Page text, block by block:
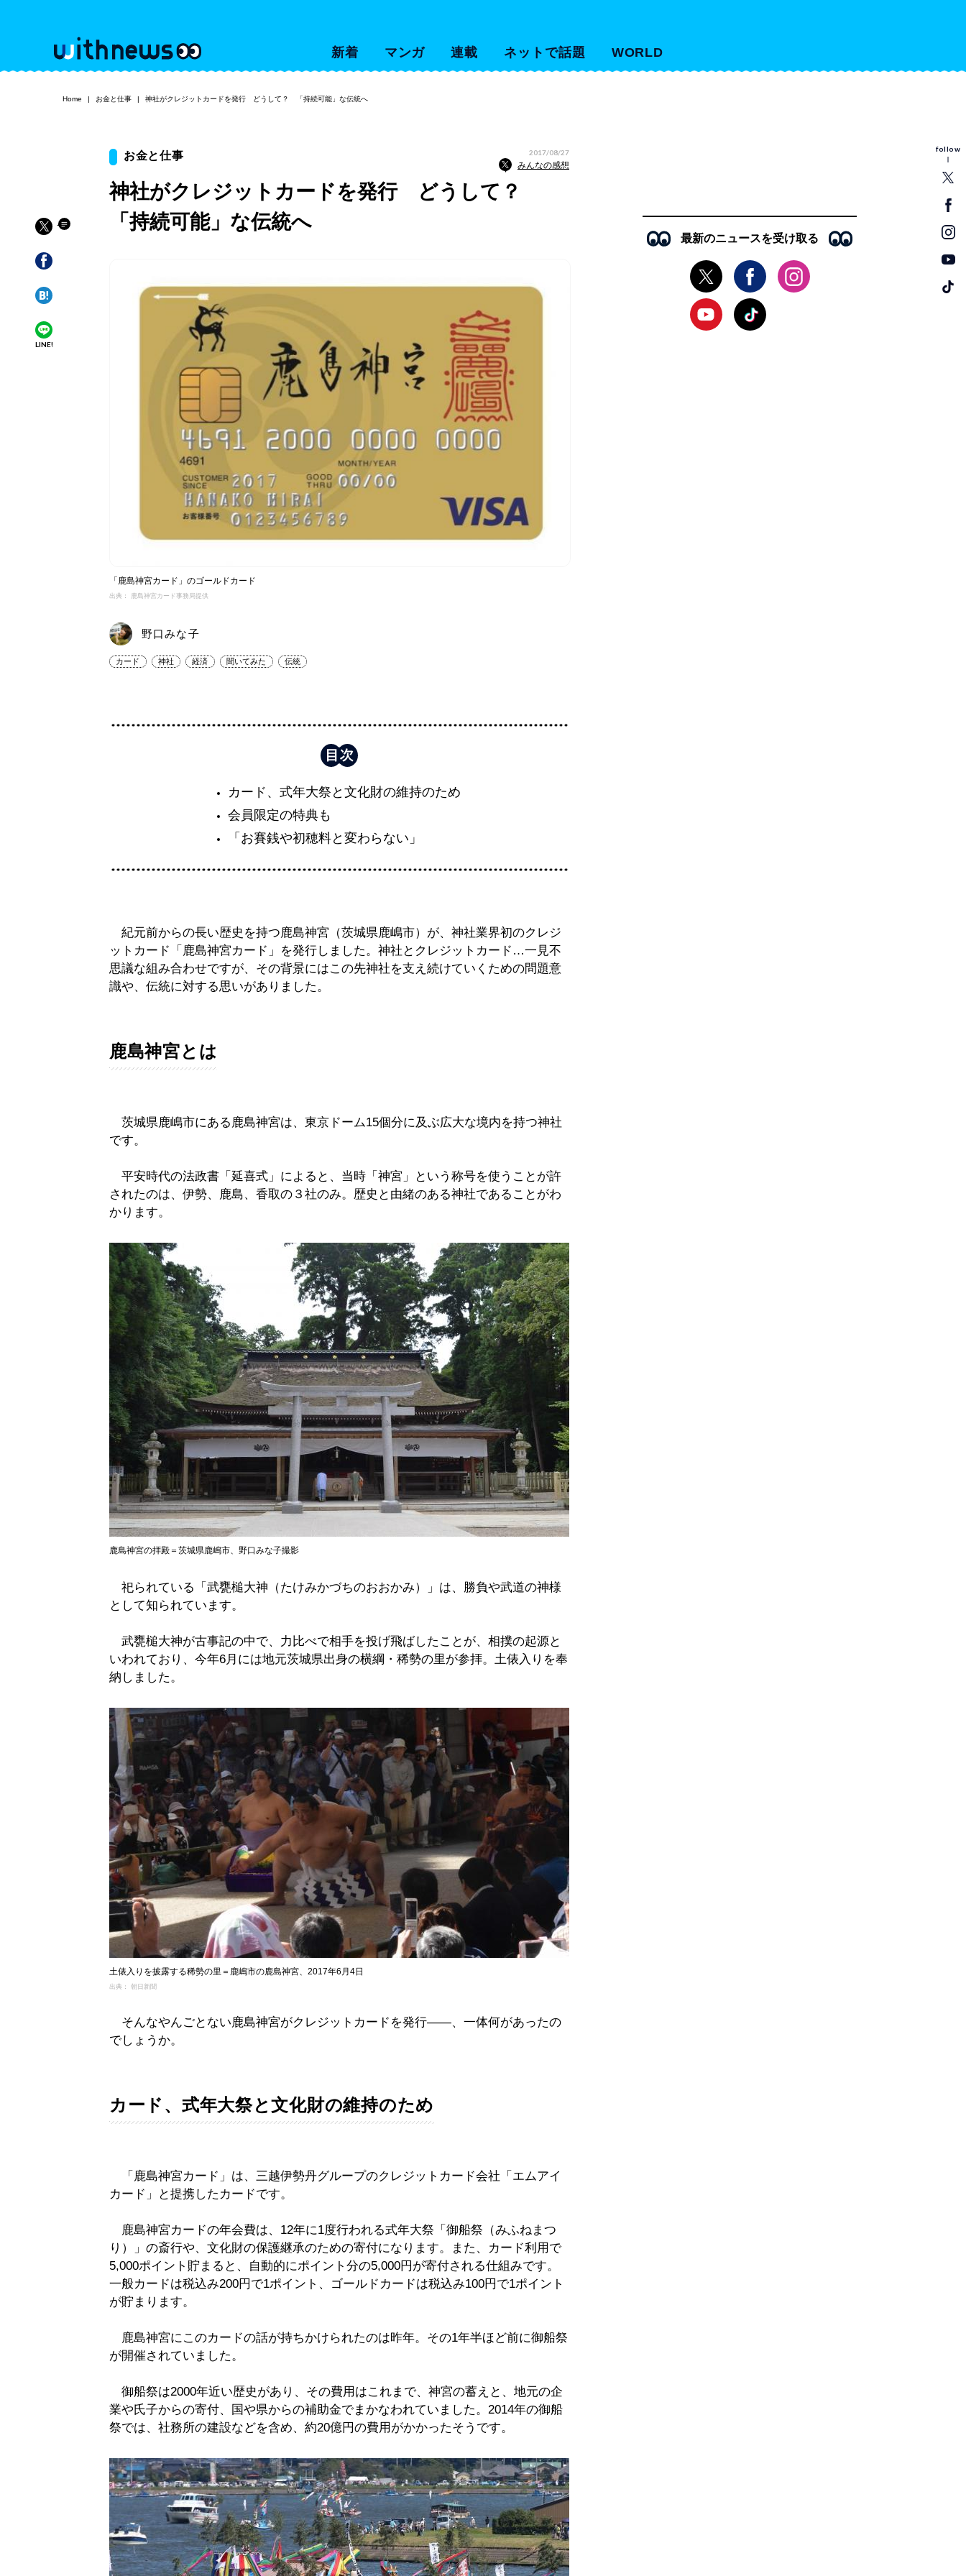
新着 マンガ 連載 ネットで話題 WORLD
follow
Home お金と仕事 神社がクレジットカードを発行 どうして？ 「持続可能」な伝統へ
LINE!
お金と仕事 2017/08/27
みんなの感想
神社がクレジットカードを発行 どうして？
「持続可能」な伝統へ
「鹿島神宮カード」のゴールドカード
出典： 鹿島神宮カード事務局提供
野口みな子
カード 神社 経済 聞いてみた 伝統
カード、式年大祭と文化財の維持のため
会員限定の特典も
「お賽銭や初穂料と変わらない」
紀元前からの長い歴史を持つ鹿島神宮（茨城県鹿嶋市）が、神社業界初のクレジ
ットカード「鹿島神宮カード」を発行しました。神社とクレジットカード…一見不
思議な組み合わせですが、その背景にはこの先神社を支え続けていくための問題意
識や、伝統に対する思いがありました。
鹿島神宮とは
茨城県鹿嶋市にある鹿島神宮は、東京ドーム15個分に及ぶ広大な境内を持つ神社
です。
平安時代の法政書「延喜式」によると、当時「神宮」という称号を使うことが許
されたのは、伊勢、鹿島、香取の３社のみ。歴史と由緒のある神社であることがわ
かります。
鹿島神宮の拝殿＝茨城県鹿嶋市、野口みな子撮影
祀られている「武甕槌大神（たけみかづちのおおかみ）」は、勝負や武道の神様
として知られています。
武甕槌大神が古事記の中で、力比べで相手を投げ飛ばしたことが、相撲の起源と
いわれており、今年6月には地元茨城県出身の横綱・稀勢の里が参拝。土俵入りを奉
納しました。
土俵入りを披露する稀勢の里＝鹿嶋市の鹿島神宮、2017年6月4日
出典： 朝日新聞
そんなやんごとない鹿島神宮がクレジットカードを発行――、一体何があったの
でしょうか。
カード、式年大祭と文化財の維持のため
「鹿島神宮カード」は、三越伊勢丹グループのクレジットカード会社「エムアイ
カード」と提携したカードです。
鹿島神宮カードの年会費は、12年に1度行われる式年大祭「御船祭（みふねまつ
り）」の斎行や、文化財の保護継承のための寄付になります。また、カード利用で
5,000ポイント貯まると、自動的にポイント分の5,000円が寄付される仕組みです。
一般カードは税込み200円で1ポイント、ゴールドカードは税込み100円で1ポイント
が貯まります。
鹿島神宮にこのカードの話が持ちかけられたのは昨年。その1年半ほど前に御船祭
が開催されていました。
御船祭は2000年近い歴史があり、その費用はこれまで、神宮の蓄えと、地元の企
業や氏子からの寄付、国や県からの補助金でまかなわれていました。2014年の御船
祭では、社務所の建設などを含め、約20億円の費用がかかったそうです。
最新のニュースを受け取る